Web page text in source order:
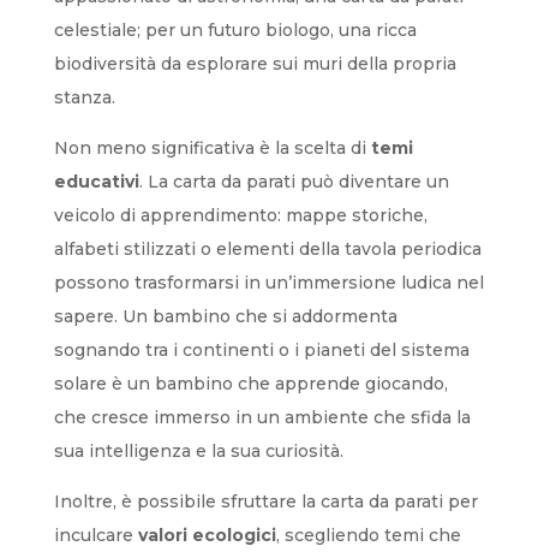
celestiale; per un futuro biologo, una ricca
biodiversità da esplorare sui muri della propria
stanza.
Non meno significativa è la scelta di temi
educativi. La carta da parati può diventare un
veicolo di apprendimento: mappe storiche,
alfabeti stilizzati o elementi della tavola periodica
possono trasformarsi in un’immersione ludica nel
sapere. Un bambino che si addormenta
sognando tra i continenti o i pianeti del sistema
solare è un bambino che apprende giocando,
che cresce immerso in un ambiente che sfida la
sua intelligenza e la sua curiosità.
Inoltre, è possibile sfruttare la carta da parati per
inculcare valori ecologici, scegliendo temi che